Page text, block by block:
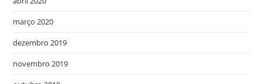
março 2020
dezembro 2019
novembro 2019